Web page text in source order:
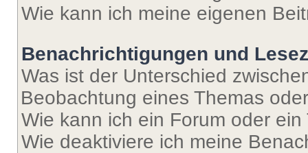
Wie kann ich meine eigenen
Benachrichtigungen und
Was ist der Unterschied
Beobachtung eines Themas
Wie kann ich ein Forum oder
Wie deaktiviere ich meine